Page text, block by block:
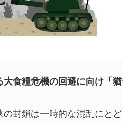
」
「米国籍目的の出産ツーリズ
？」日本「エスカレーターの立
食糧危機の回避に向け「
封鎖は一時的な混乱にと